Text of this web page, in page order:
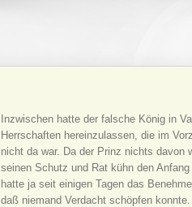
Inzwischen hatte der falsche König in
Herrschaften hereinzulassen, die im
nicht da war. Da der Prinz nichts davon
seinen Schutz und Rat kühn den
hatte ja seit einigen Tagen das
daß niemand Verdacht schöpfen